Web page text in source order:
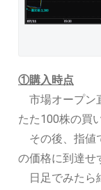
①購入時点
市場オープン
たた100株の買
その後、指値
の価格に到達せ
日足でみたら